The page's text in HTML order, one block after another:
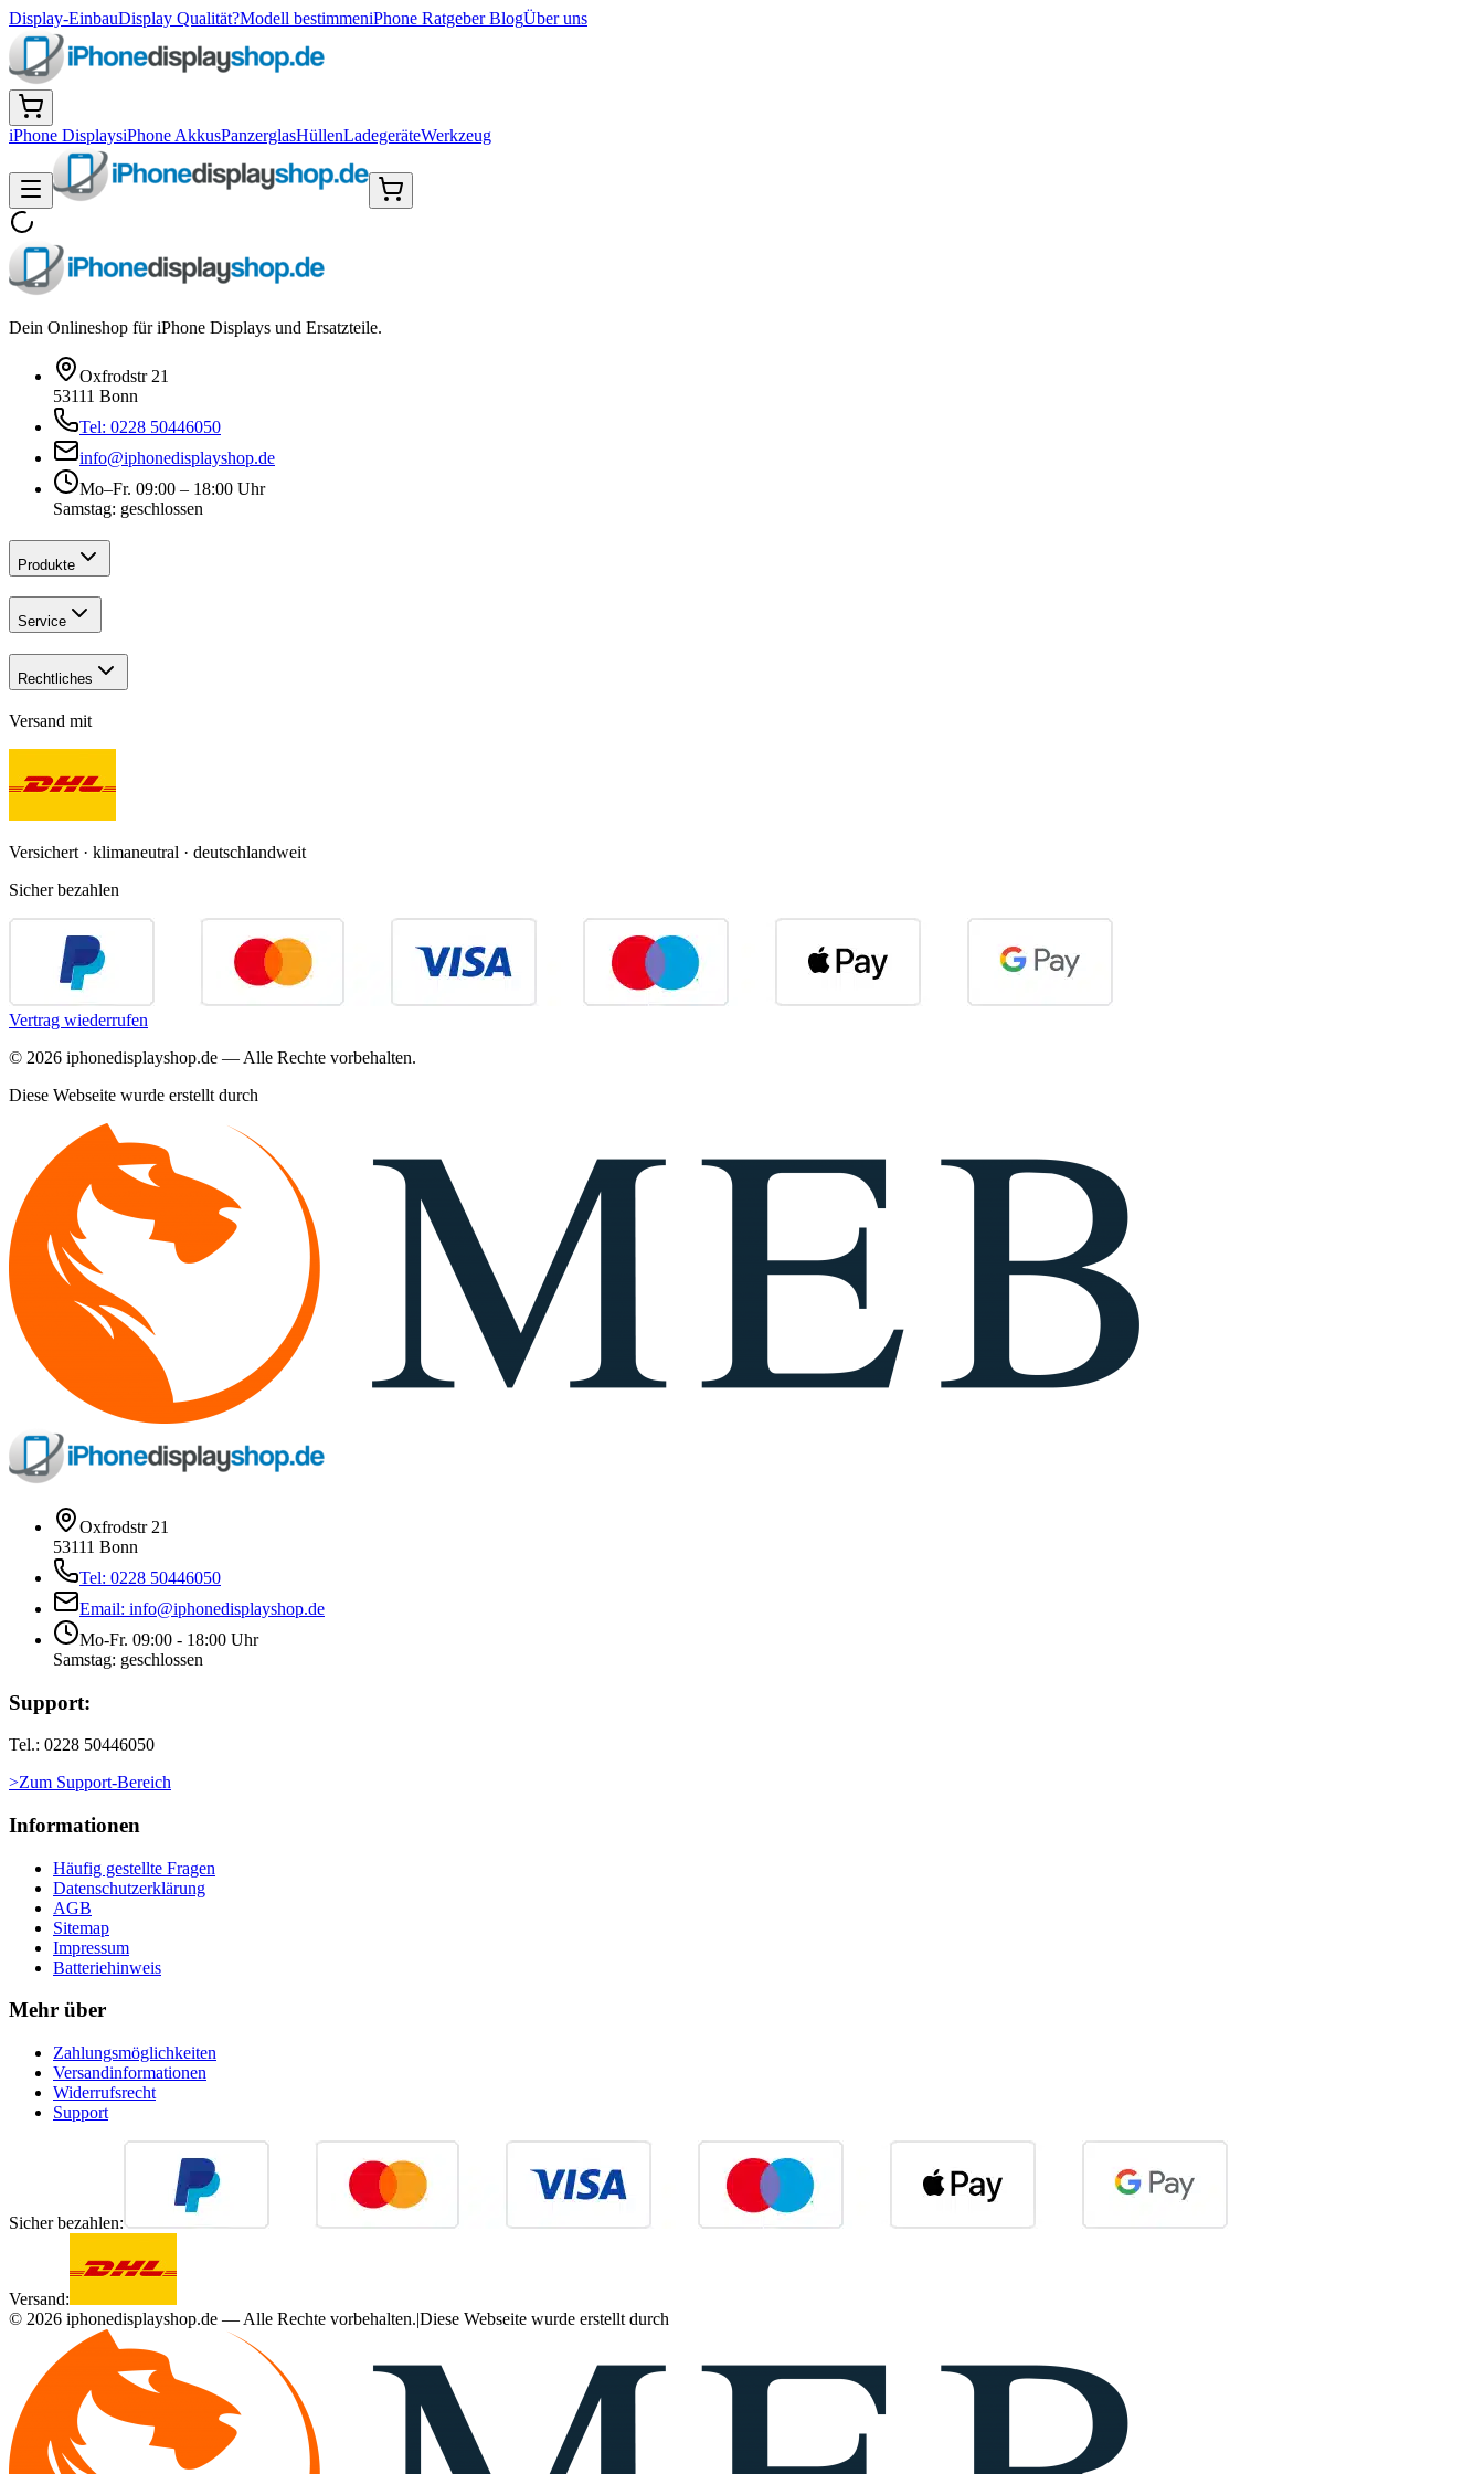
Display-EinbauDisplay Qualität?Modell bestimmeniPhone Ratgeber BlogÜber uns
iPhone DisplaysiPhone AkkusPanzerglasHüllenLadegeräteWerkzeug
Dein Onlineshop für iPhone Displays und Ersatzteile.
Oxfrodstr 21
53111 Bonn
Tel: 0228 50446050
info@iphonedisplayshop.de
Mo–Fr. 09:00 – 18:00 Uhr
Samstag: geschlossen
Produkte
Service
Rechtliches
Versand mit
Versichert · klimaneutral · deutschlandweit
Sicher bezahlen
Vertrag wiederrufen
© 2026 iphonedisplayshop.de — Alle Rechte vorbehalten.
Diese Webseite wurde erstellt durch
Oxfrodstr 21
53111 Bonn
Tel: 0228 50446050
Email: info@iphonedisplayshop.de
Mo-Fr. 09:00 - 18:00 Uhr
Samstag: geschlossen
Support:
Tel.: 0228 50446050
>Zum Support-Bereich
Informationen
Häufig gestellte Fragen
Datenschutzerklärung
AGB
Sitemap
Impressum
Batteriehinweis
Mehr über
Zahlungsmöglichkeiten
Versandinformationen
Widerrufsrecht
Support
Sicher bezahlen:
Versand:
© 2026 iphonedisplayshop.de — Alle Rechte vorbehalten.|Diese Webseite wurde erstellt durch